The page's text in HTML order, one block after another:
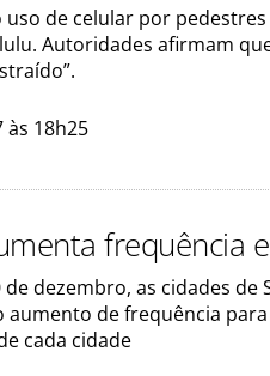
uso de celular por
Autoridades afirmam
às 18h25
frequência
dezembro, as cidades de
aumento de frequência
cada cidade